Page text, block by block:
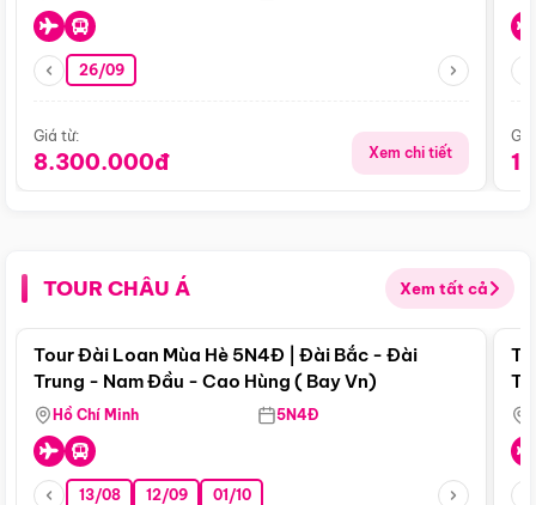
26/09
Giá từ:
8.300.000đ Xem chi tiết
TOUR CHÂU Á Xem tất cả
Điểm nổi bật
Tour Đài Loan Mùa Hè 5N4Đ | Đài Bắc - Đài
Trung - Nam Đầu - Cao Hùng ( Bay Vn)
Hồ Chí Minh 5N4Đ
13/08 12/09 01/10